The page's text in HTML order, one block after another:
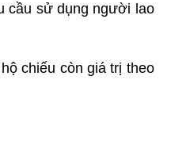
cầu sử dụng người lao
chiếu còn giá trị theo